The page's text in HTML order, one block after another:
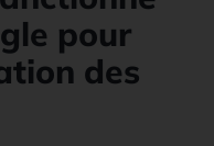
pour
des